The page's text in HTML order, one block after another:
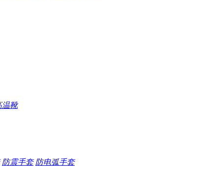
温靴
防震手套 防电弧手套